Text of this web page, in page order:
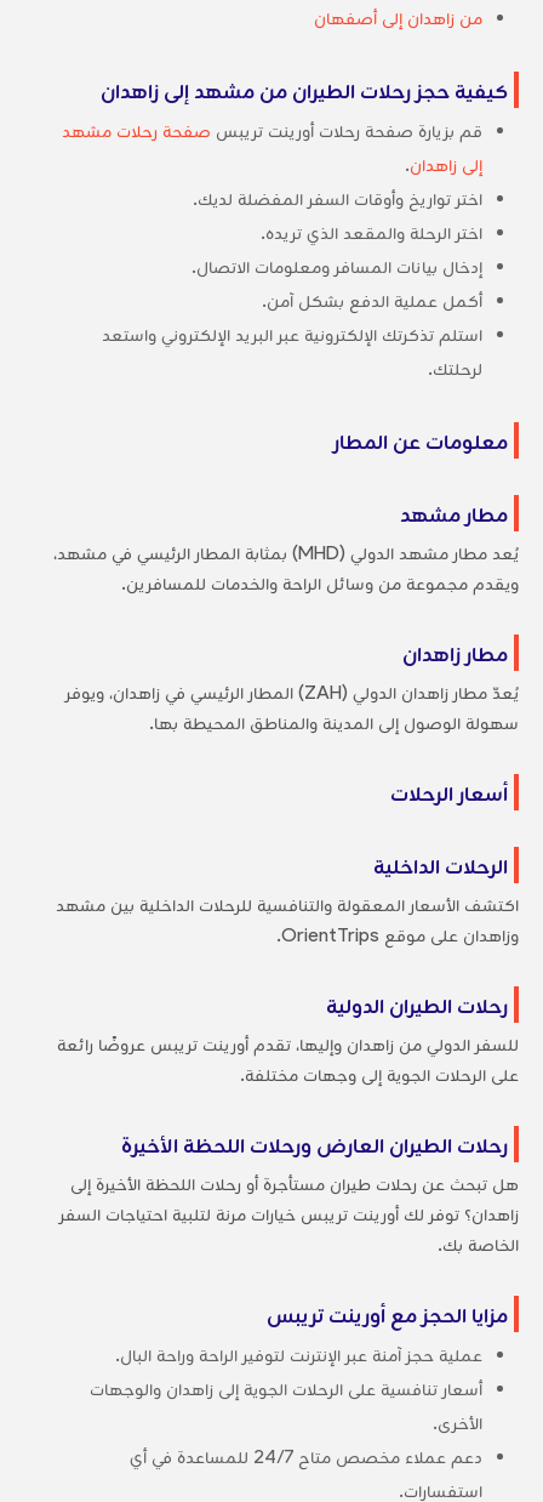
من زاهدان إلى أصفهان
كيفية حجز رحلات الطيران من مشهد إلى زاهدان
قم بزيارة صفحة رحلات أورينت تريبس صفحة رحلات مشهد
إلى زاهدان.
اختر تواريخ وأوقات السفر المفضلة لديك.
اختر الرحلة والمقعد الذي تريده.
إدخال بيانات المسافر ومعلومات الاتصال.
أكمل عملية الدفع بشكل آمن.
استلم تذكرتك الإلكترونية عبر البريد الإلكتروني واستعد
لرحلتك.
معلومات عن المطار
مطار مشهد
يُعد مطار مشهد الدولي (MHD) بمثابة المطار الرئيسي في مشهد،
ويقدم مجموعة من وسائل الراحة والخدمات للمسافرين.
مطار زاهدان
يُعدّ مطار زاهدان الدولي (ZAH) المطار الرئيسي في زاهدان، ويوفر
سهولة الوصول إلى المدينة والمناطق المحيطة بها.
أسعار الرحلات
الرحلات الداخلية
اكتشف الأسعار المعقولة والتنافسية للرحلات الداخلية بين مشهد
وزاهدان على موقع OrientTrips.
رحلات الطيران الدولية
للسفر الدولي من زاهدان وإليها، تقدم أورينت تريبس عروضًا رائعة
على الرحلات الجوية إلى وجهات مختلفة.
رحلات الطيران العارض ورحلات اللحظة الأخيرة
هل تبحث عن رحلات طيران مستأجرة أو رحلات اللحظة الأخيرة إلى
زاهدان؟ توفر لك أورينت تريبس خيارات مرنة لتلبية احتياجات السفر
الخاصة بك.
مزايا الحجز مع أورينت تريبس
عملية حجز آمنة عبر الإنترنت لتوفير الراحة وراحة البال.
أسعار تنافسية على الرحلات الجوية إلى زاهدان والوجهات
الأخرى.
دعم عملاء مخصص متاح 24/7 للمساعدة في أي
استفسارات.